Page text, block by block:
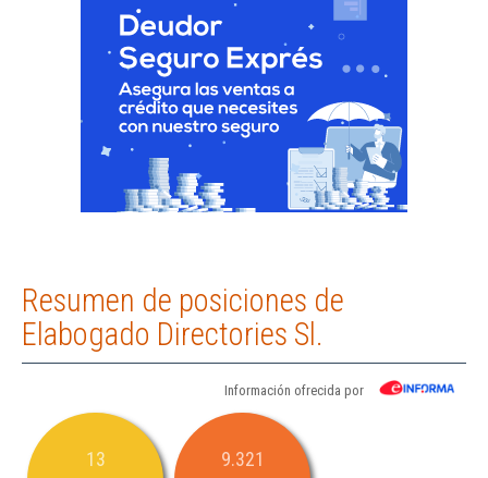
Resumen de posiciones de
Elabogado Directories Sl.
Información ofrecida por
13 9.321